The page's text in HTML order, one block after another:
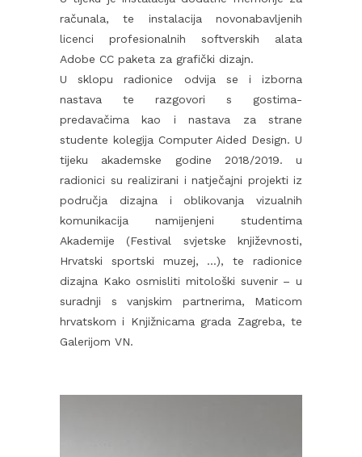
računala, te instalacija novonabavljenih
licenci profesionalnih softverskih alata
Adobe CC paketa za grafički dizajn.
U sklopu radionice odvija se i izborna
nastava te razgovori s gostima-
predavačima kao i nastava za strane
studente kolegija Computer Aided Design. U
tijeku akademske godine 2018/2019. u
radionici su realizirani i natječajni projekti iz
područja dizajna i oblikovanja vizualnih
komunikacija namijenjeni studentima
Akademije (Festival svjetske književnosti,
Hrvatski sportski muzej, …), te radionice
dizajna Kako osmisliti mitološki suvenir – u
suradnji s vanjskim partnerima, Maticom
hrvatskom i Knjižnicama grada Zagreba, te
Galerijom VN.